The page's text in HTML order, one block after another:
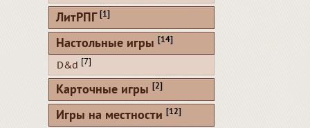
ЛитРПГ [1]
Настольные игры [14]
D&d [7]
Карточные игры [2]
Игры на местности [12]